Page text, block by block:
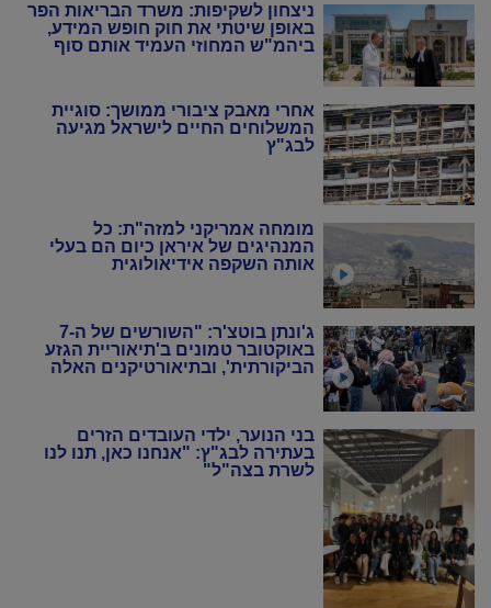
ניצחון לשקיפות: משרד הבריאות הפר
באופן שיטתי את חוק חופש המידע,
ביהמ"ש המחוזי העמיד אותם סוף
אחרי מאבק ציבורי ממושך: סוגיית
המשלוחים החיים לישראל מגיעה
לבג"ץ
מומחה אמריקני למזה"ת: כל
המנהיגים של איראן כיום הם בעלי
אותה השקפה אידיאולוגית
ג'ונתן בוטצ'ר: "השורשים של ה-7
באוקטובר טמונים ב'תיאוריית הגזע
הביקורתית', ובתיאורטיקנים האלה
בני הנוער, ילדי העובדים הזרים
בעתירה לבג"ץ: "אנחנו כאן, תנו לנו
לשרת בצה"ל"